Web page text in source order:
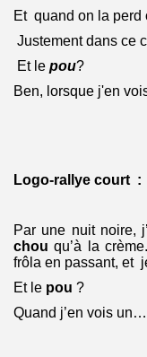
Et quand on la perd
Justement dans ce
Et le pou?
Ben, lorsque j'en
Logo-rallye court :
Par une nuit noire,
chou qu’à la
frôla en passant, et
Et le pou ?
Quand j’en vois un…